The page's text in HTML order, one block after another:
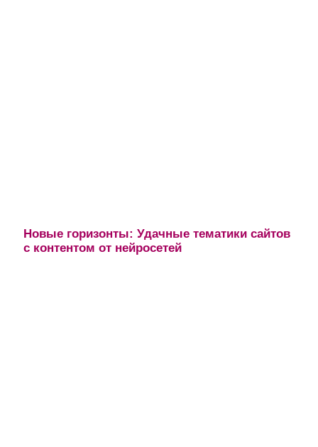
Новые горизонты: Удачные тематики сайтов
с контентом от нейросетей